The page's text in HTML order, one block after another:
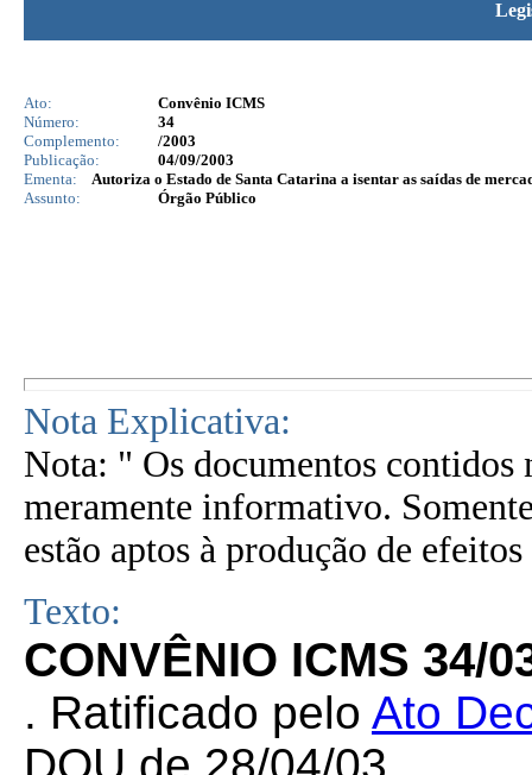
Ato:
Convênio ICMS
Número:
34
Complemento:
/2003
Publicação:
04/09/2003
Ementa:
Autoriza o Estado de Santa Catarina a isentar as saídas de
Assunto:
Órgão Público
Nota Explicativa:
Nota: " Os documentos contidos
meramente informativo.
estão aptos à produção de
Texto:
CONVÊNIO ICMS 34/
. Ratificado pelo Ato